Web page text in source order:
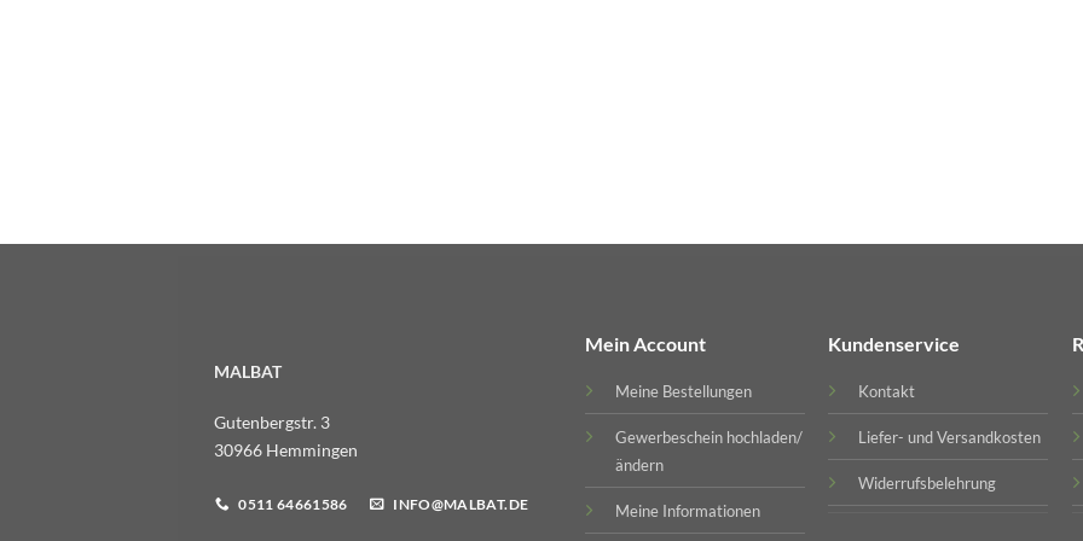
MALBAT
Gutenbergstr. 3
30966 Hemmingen
0511 64661586 INFO@MALBAT.DE
Mein Account
Meine Bestellungen
Gewerbeschein hochladen/
ändern
Meine Informationen
Kundenservice
Kontakt
Liefer- und Versandkosten
Widerrufsbelehrung